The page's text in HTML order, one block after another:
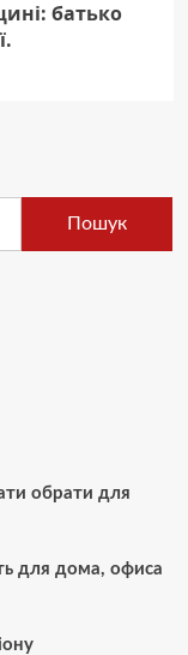
батько
Пошук
обрати для
для дома, офиса